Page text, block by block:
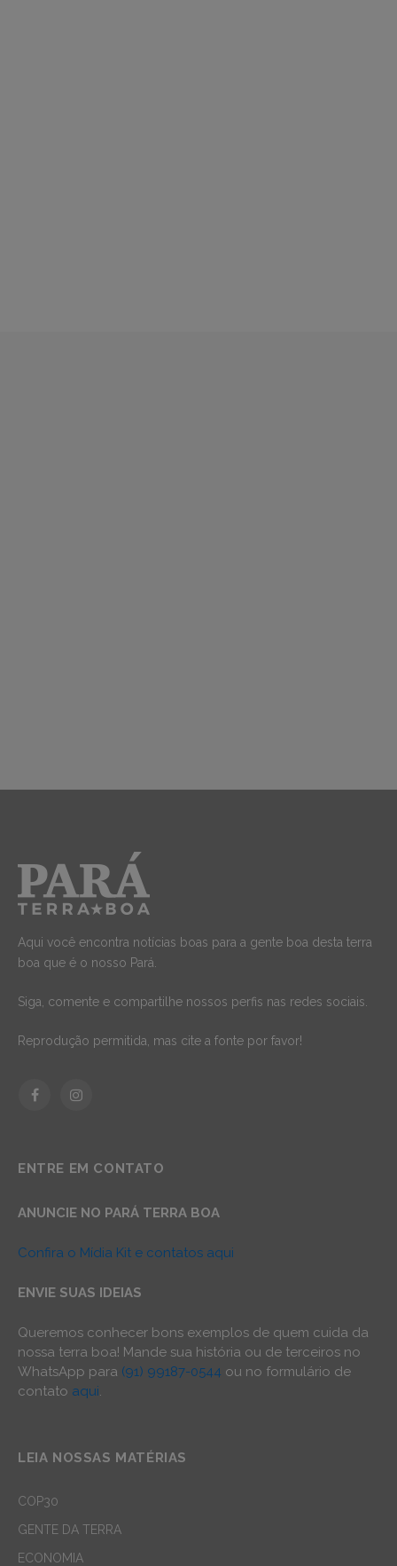
Aqui você encontra notícias boas para a gente boa desta terra
boa que é o nosso Pará.
Siga, comente e compartilhe nossos perfis nas redes sociais.
Reprodução permitida, mas cite a fonte por favor!
FacebookInstagram
ENTRE EM CONTATO
ANUNCIE NO PARÁ TERRA BOA
Confira o Mídia Kit e contatos aqui
ENVIE SUAS IDEIAS
Queremos conhecer bons exemplos de quem cuida da
nossa terra boa! Mande sua história ou de terceiros no
WhatsApp para (91) 99187-0544 ou no formulário de
contato aqui.
LEIA NOSSAS MATÉRIAS
COP30
GENTE DA TERRA
ECONOMIA